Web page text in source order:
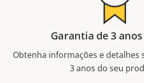
Garantia de 3
Obtenha informações e detalhes
3 anos do seu